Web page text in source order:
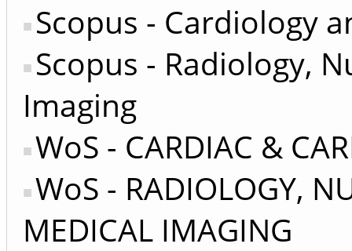
Scopus - Cardiology
Scopus - Radiology,
Imaging
WoS - CARDIAC &
WoS - RADIOLOGY,
MEDICAL IMAGING